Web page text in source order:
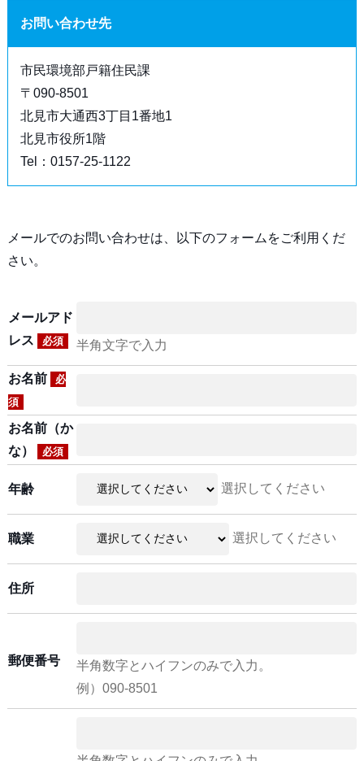
お問い合わせ先
市民環境部戸籍住民課
〒090-8501
北見市大通西3丁目1番地1
北見市役所1階
Tel：0157-25-1122
メールでのお問い合わせは、以下のフォームをご利用くだ
さい。
メールアド
レス
必須 半角文字で入力
お名前
必
須
お名前（か
な）
必須
年齢 選択してください
職業 選択してください
住所
郵便番号
半角数字とハイフンのみで入力。
例）090-8501